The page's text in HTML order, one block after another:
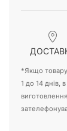
*Якщо товару
1 до 14 днів,